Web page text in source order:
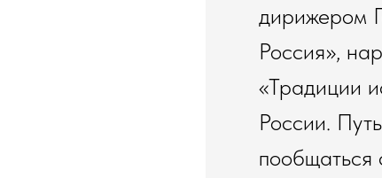
дирижером
Россия»,
«Традиции
России.
пообщаться